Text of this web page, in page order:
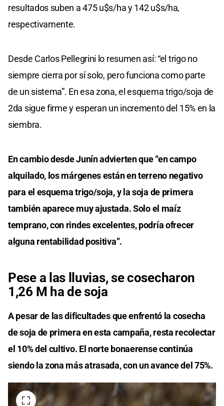
resultados suben a 475 u$s/ha y 142 u$s/ha,
respectivamente.
Desde Carlos Pellegrini lo resumen así: “el trigo no
siempre cierra por sí solo, pero funciona como parte
de un sistema”. En esa zona, el esquema trigo/soja de
2da sigue firme y esperan un incremento del 15% en la
siembra.
En cambio desde Junín advierten que “en campo
alquilado, los márgenes están en terreno negativo
para el esquema trigo/soja, y la soja de primera
también aparece muy ajustada. Solo el maíz
temprano, con rindes excelentes, podría ofrecer
alguna rentabilidad positiva”.
Pese a las lluvias, se cosecharon
1,26 M ha de soja
A pesar de las dificultades que enfrentó la cosecha
de soja de primera en esta campaña, resta recolectar
el 10% del cultivo. El norte bonaerense continúa
siendo la zona más atrasada, con un avance del 75%.